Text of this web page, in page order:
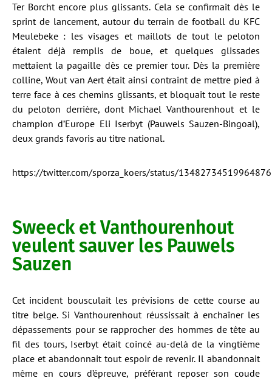
Ter Borcht encore plus glissants. Cela se confirmait dès le
sprint de lancement, autour du terrain de football du KFC
Meulebeke : les visages et maillots de tout le peloton
étaient déjà remplis de boue, et quelques glissades
mettaient la pagaille dès ce premier tour. Dès la première
colline, Wout van Aert était ainsi contraint de mettre pied à
terre face à ces chemins glissants, et bloquait tout le reste
du peloton derrière, dont Michael Vanthourenhout et le
champion d’Europe Eli Iserbyt (Pauwels Sauzen-Bingoal),
deux grands favoris au titre national.
https://twitter.com/sporza_koers/status/
Sweeck et Vanthourenhout
veulent sauver les Pauwels
Sauzen
Cet incident bousculait les prévisions de cette course au
titre belge. Si Vanthourenhout réussissait à enchaîner les
dépassements pour se rapprocher des hommes de tête au
fil des tours, Iserbyt était coincé au-delà de la vingtième
place et abandonnait tout espoir de revenir. Il abandonnait
même en cours d’épreuve, préférant reposer son coude